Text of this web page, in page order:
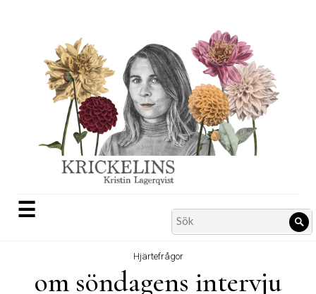
☰
Search
for:
Hjärtefrågor
om söndagens intervju